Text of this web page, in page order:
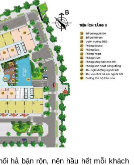
hả bận rộn, nên hầu hết mỗi khách